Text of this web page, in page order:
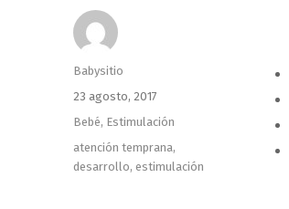
Autor
Babysitio
Publicado
23 agosto, 2017
Categorías
Bebé, Estimulación
Etiquetas
atención temprana,
desarrollo,estimulación